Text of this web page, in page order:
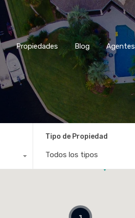
Propiedades Blog Agentes
Tipo de Propiedad
Todos los tipos